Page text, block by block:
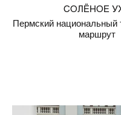
СОЛЁНОЕ
Пермский национальный
маршрут